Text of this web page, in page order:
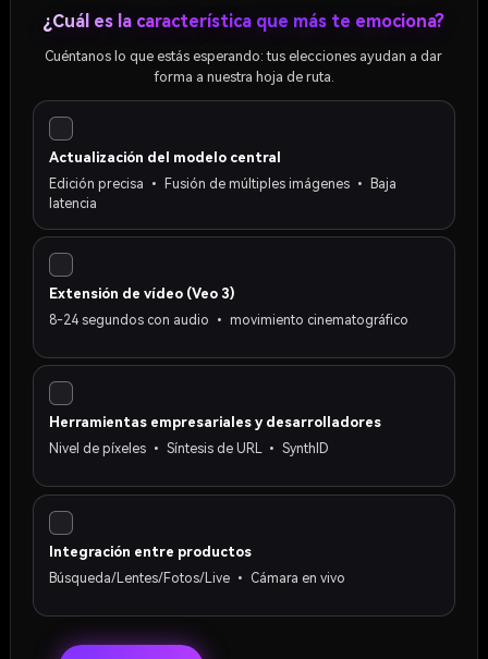
Únete a la lista blanca
¿Cuál es la característica que más te emociona?
Cuéntanos lo que estás esperando: tus elecciones ayudan a dar
forma a nuestra hoja de ruta.
Actualización del modelo central
Edición precisa • Fusión de múltiples imágenes • Baja
latencia
Extensión de vídeo (Veo 3)
8-24 segundos con audio • movimiento cinematográfico
Herramientas empresariales y desarrolladores
Nivel de píxeles • Síntesis de URL • SynthID
Integración entre productos
Búsqueda/Lentes/Fotos/Live • Cámara en vivo